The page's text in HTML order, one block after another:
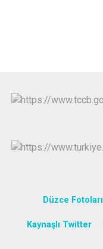
Düzce Fotoları
Kaynaşlı Twitter